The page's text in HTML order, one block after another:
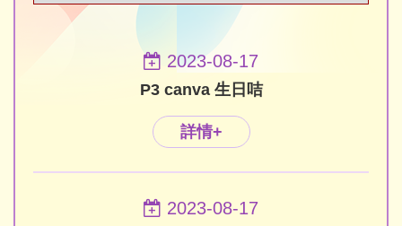
2023-08-17
P3 canva 生日咭
詳情+
2023-08-17